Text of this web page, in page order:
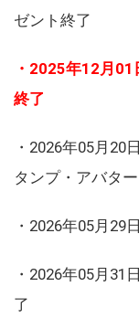
ゼント終了
・2025年12月
終了
・2026年05月
タンプ・アバタ
・2026年05月
・2026年05月
了